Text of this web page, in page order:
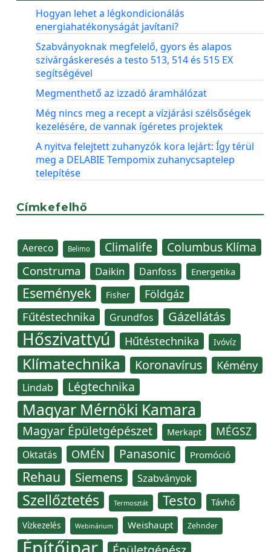
Hogyan lehet a légkondicionálás
energiahatékonyságát javítani?
Szabványoknak megfelelő, gyors és alapos
szivárgáskeresés a testo 513, 514 és 515 EX
segítségével
Megmenthető az izzadó áramhálózat
Még nincs meg a recept a vízjárási szélsőségek
kezelésére, de vannak ígéretes projektek
A nyitva felejtett zuhanyzók kora lejárt: Így térül
meg a DELABIE Tempomix zuhanycsaptelep
telepítése
Címkefelhő
Aereco Belimo Climalife Columbus Klíma
Construma Daikin Danfoss Energetika
Események Fisher Földgáz
Fűtéstechnika Grundfos Gázellátás
Hőszivattyú Hűtéstechnika Ivóvíz
Klímatechnika Koronavírus Kémény
Lindab Légtechnika
Magyar Mérnöki Kamara
Magyar Épületgépészet Merkapt MÉGSZ
Oktatás OMÉN Panasonic Promóció
Rehau Siemens Szabványok
Szellőztetés Termosztát Testo Távhő
Vízkezelés Webinárium Weishaupt Zehnder